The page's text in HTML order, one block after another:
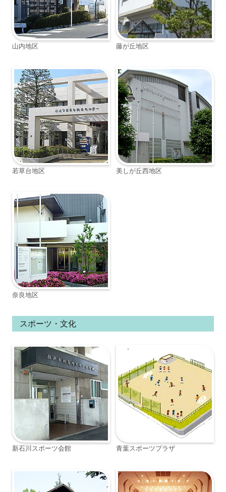
山内地区 藤が丘地区
若草台地区 美しが丘西地区
奈良地区
スポーツ・文化
新石川スポーツ会館 青葉スポーツプラザ